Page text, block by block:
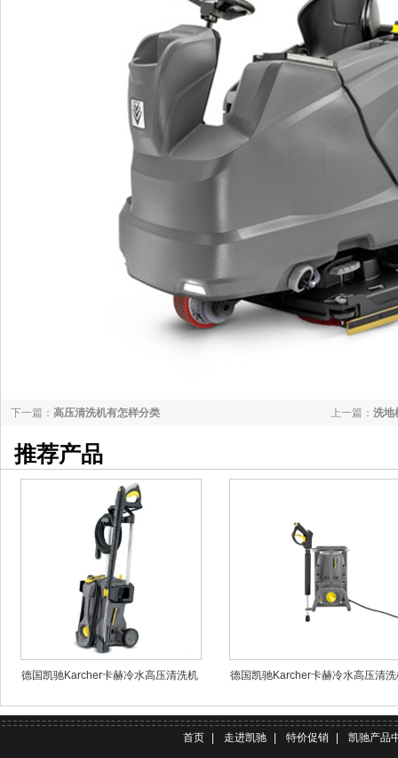
上一篇： 洗地
下一篇： 高压清洗机有怎样分类
推荐产品
德国凯驰Karcher卡赫冷水高压清洗机
德国凯驰Karcher卡赫冷水高压清洗
首页 走进凯驰 特价促销 凯驰产品